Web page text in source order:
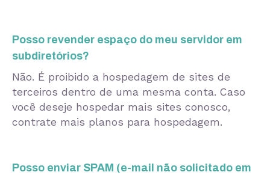
Posso revender espaço do meu servidor em
subdiretórios?
Não. É proibido a hospedagem de sites de
terceiros dentro de uma mesma conta. Caso
você deseje hospedar mais sites conosco,
contrate mais planos para hospedagem.
Posso enviar SPAM (e-mail não solicitado em